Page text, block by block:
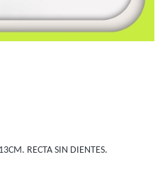
RECTA SIN DIENTES.